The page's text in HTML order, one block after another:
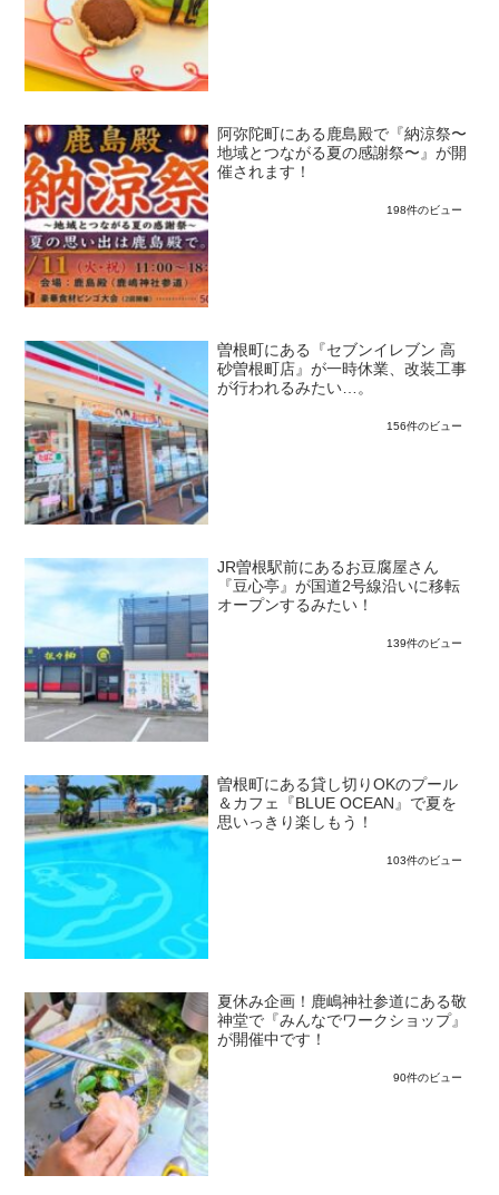
阿弥陀町にある鹿島殿で『納涼祭〜
地域とつながる夏の感謝祭〜』が開
催されます！
198件のビュー
曽根町にある『セブンイレブン 高
砂曽根町店』が一時休業、改装工事
が行われるみたい…。
156件のビュー
JR曽根駅前にあるお豆腐屋さん
『豆心亭』が国道2号線沿いに移転
オープンするみたい！
139件のビュー
曽根町にある貸し切りOKのプール
＆カフェ『BLUE OCEAN』で夏を
思いっきり楽しもう！
103件のビュー
夏休み企画！鹿嶋神社参道にある敬
神堂で『みんなでワークショップ』
が開催中です！
90件のビュー